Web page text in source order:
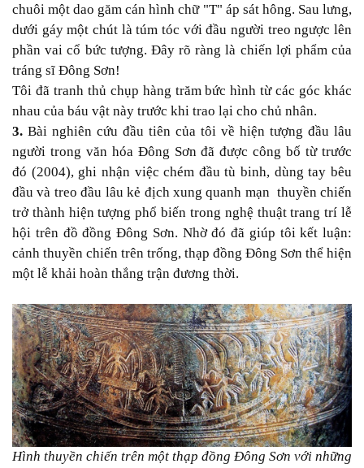
chuôi một dao găm cán hình chữ "T" áp sát hông. Sau lưng,
dưới gáy một chút là túm tóc với đầu người treo ngược lên
phần vai cổ bức tượng. Đây rõ ràng là chiến lợi phẩm của
tráng sĩ Đông Sơn!
Tôi đã tranh thủ chụp hàng trăm bức hình từ các góc khác
nhau của báu vật này trước khi trao lại cho chủ nhân.
3. Bài nghiên cứu đầu tiên của tôi về hiện tượng đầu lâu
người trong văn hóa Đông Sơn đã được công bố từ trước
đó (2004), ghi nhận việc chém đầu tù binh, dùng tay bêu
đầu và treo đầu lâu kẻ địch xung quanh mạn thuyền chiến
trở thành hiện tượng phổ biến trong nghệ thuật trang trí lễ
hội trên đồ đồng Đông Sơn. Nhờ đó đã giúp tôi kết luận:
cảnh thuyền chiến trên trống, thạp đồng Đông Sơn thể hiện
một lễ khải hoàn thắng trận đương thời.
Hình thuyền chiến trên một thạp đồng Đông Sơn với những